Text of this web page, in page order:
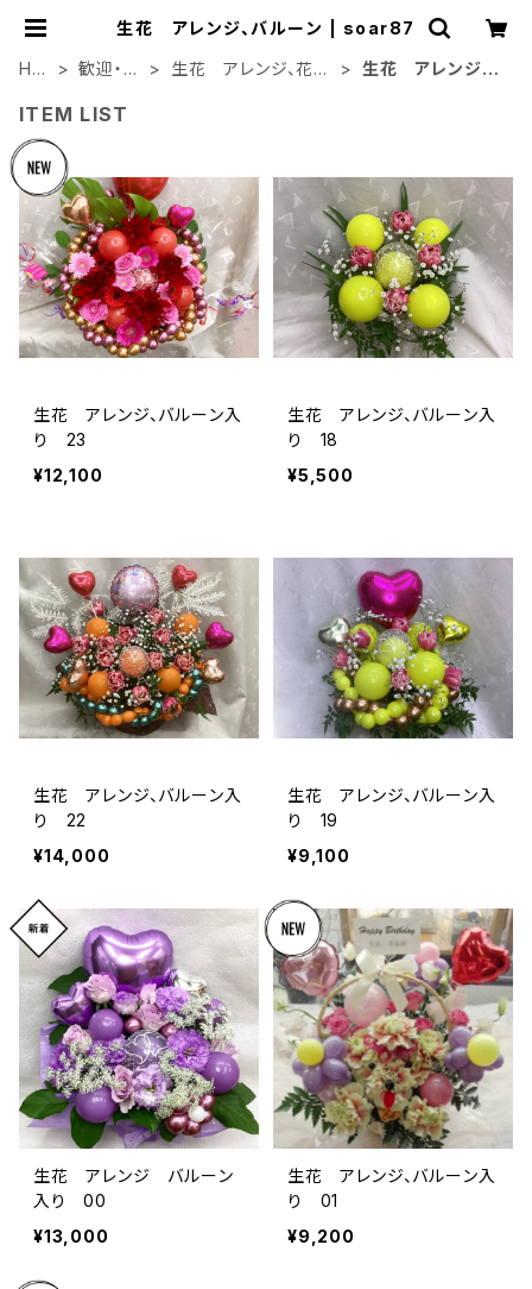
生花 アレンジ、バルーン | soar87
HO
歓迎・送
生花 アレンジ、花
生花 アレンジ、
ITEM LIST
生花 アレンジ、バルーン入
り 23
¥12,100
生花 アレンジ、バルーン入
り 18
¥5,500
生花 アレンジ、バルーン入
り 22
¥14,000
生花 アレンジ、バルーン入
り 19
¥9,100
生花 アレンジ バルーン
入り 00
¥13,000
生花 アレンジ、バルーン入
り 01
¥9,200